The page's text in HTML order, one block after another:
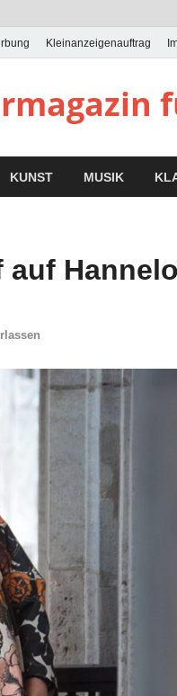
Kleinanzeigenauftrag
KUNST MUSIK
auf